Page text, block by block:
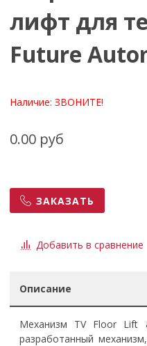
лифт для
Future
Наличие:ЗВОНИТЕ!
0.00 руб
ЗАКАЗАТЬ
Добавить в сравнение
Описание
Механизм TV Floor Lift
разработанный